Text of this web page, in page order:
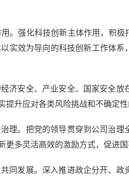
强化科技创新主体作用，积极
效为导向的科技创新工作体系
安全、产业安全、国家安全放
升应对各类风险挑战和不确定性
。把党的领导贯穿到公司治理
多灵活高效的激励方式，促进国
发展。深入推进政企分开、政